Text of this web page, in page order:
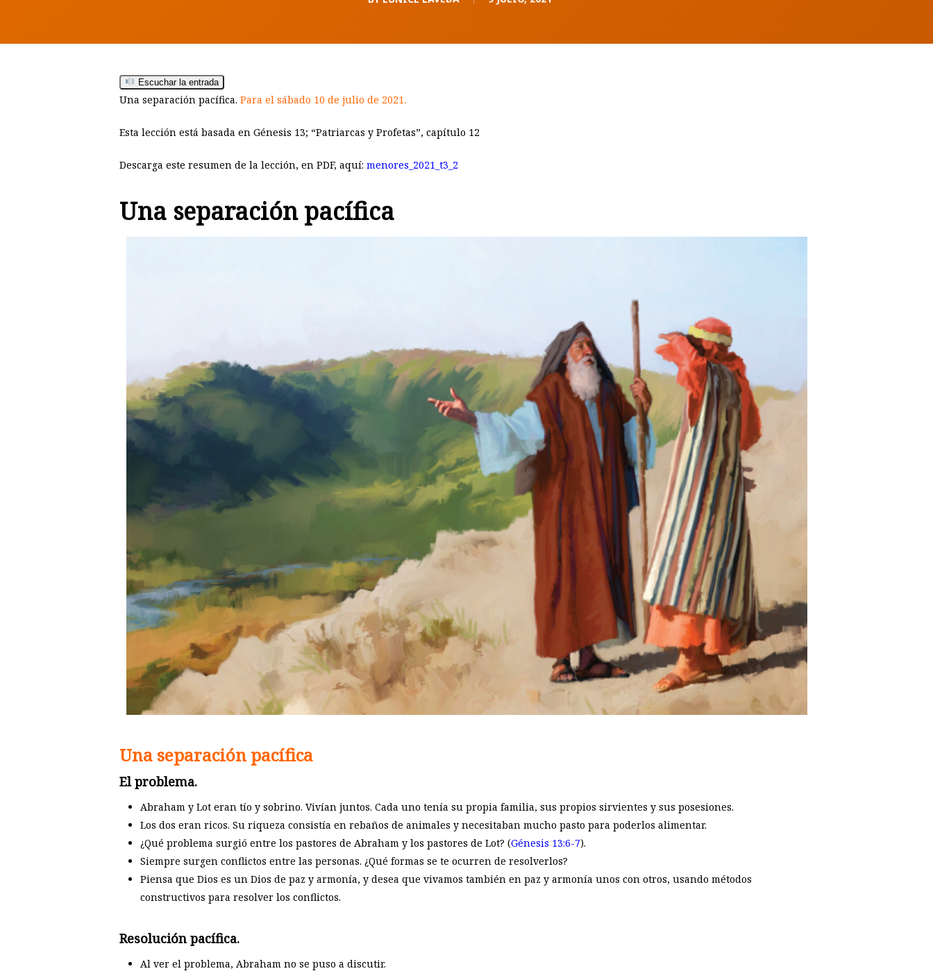
Escuchar la entrada
Una separación pacífica. Para el sábado 10 de julio de 2021.
Esta lección está basada en Génesis 13; “Patriarcas y Profetas”, capítulo 12
Descarga este resumen de la lección, en PDF, aquí: menores_2021_t3_2
Una separación pacífica
Una separación pacífica
El problema.
Abraham y Lot eran tío y sobrino. Vivían juntos. Cada uno tenía su propia familia, sus propios sirvientes y sus posesiones.
Los dos eran ricos. Su riqueza consistía en rebaños de animales y necesitaban mucho pasto para poderlos alimentar.
¿Qué problema surgió entre los pastores de Abraham y los pastores de Lot? (Génesis 13:6-7).
Siempre surgen conflictos entre las personas. ¿Qué formas se te ocurren de resolverlos?
Piensa que Dios es un Dios de paz y armonía, y desea que vivamos también en paz y armonía unos con otros, usando métodos
constructivos para resolver los conflictos.
Resolución pacífica.
Al ver el problema, Abraham no se puso a discutir.